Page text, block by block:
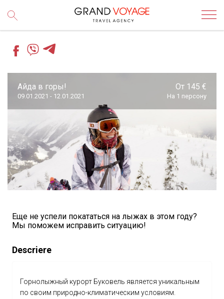
Айда в горы!
09.01.2021 - 12.01.2021
От 145 €
На 1 персону
Еще не успели покататься на лыжах в этом году?
Мы поможем исправить ситуацию!
Descriere
Горнолыжный курорт Буковель является уникальным
по своим природно-климатическим условиям.